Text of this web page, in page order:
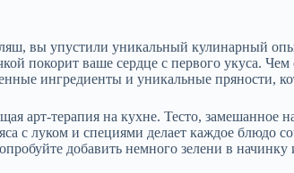
вы упустили уникальный кулинарный
покорит ваше сердце с первого укуса.
ингредиенты и уникальные пряности,
арт-терапия на кухне. Тесто, замешанное
с луком и специями делает каждое
добавить немного зелени в